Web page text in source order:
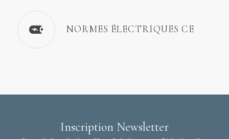
NORMES ÉLECTRIQUES CE
Inscription Newsletter